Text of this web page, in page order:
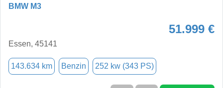
BMW M3
51.999 €
Essen, 45141
143.634 km Benzin 252 kw (343 PS)